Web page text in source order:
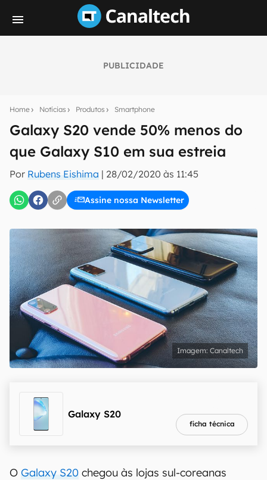
PUBLICIDADE
Home Notícias Produtos Smartphone
Galaxy S20 vende 50% menos do
que Galaxy S10 em sua estreia
Por Rubens Eishima | 28/02/2020 às 11:45
Assine nossa Newsletter
notícias e reviews sobre tecnologia em primeira
mão.
E-mail
inscreva-se
Confirmo que li, aceito e concordo com os
Termos de
Uso e Política de Privacidade do Canaltech.
Canaltech
Galaxy S20
ficha técnica
O Galaxy S20 chegou às lojas sul-coreanas